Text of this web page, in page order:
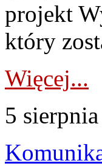
projekt
który
Więcej...
5